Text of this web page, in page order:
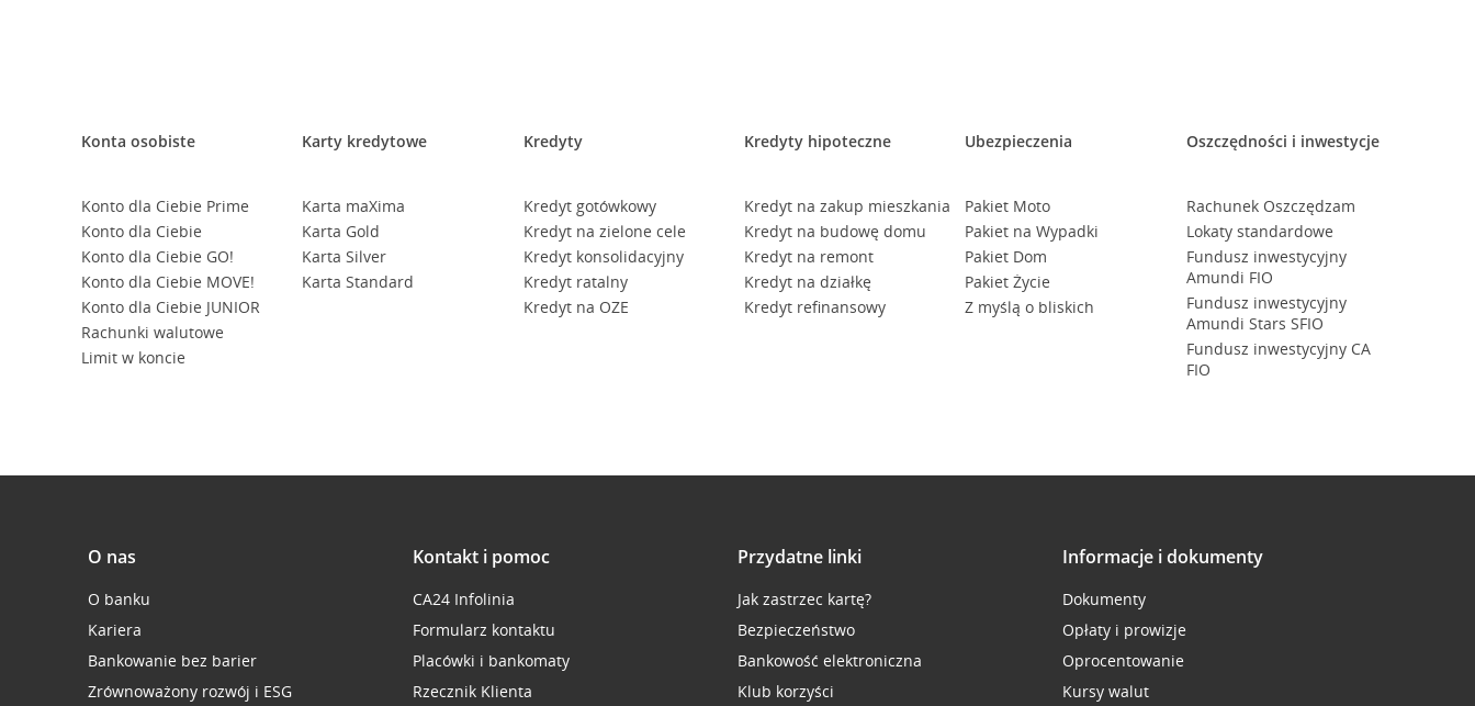
Konta osobiste
Konto dla Ciebie Prime
Konto dla Ciebie
Konto dla Ciebie GO!
Konto dla Ciebie MOVE!
Konto dla Ciebie JUNIOR
Rachunki walutowe
Limit w koncie
Karty kredytowe
Karta maXima
Karta Gold
Karta Silver
Karta Standard
Kredyty
Kredyt gotówkowy
Kredyt na zielone cele
Kredyt konsolidacyjny
Kredyt ratalny
Kredyt na OZE
Kredyty hipoteczne
Kredyt na zakup mieszkania
Kredyt na budowę domu
Kredyt na remont
Kredyt na działkę
Kredyt refinansowy
Ubezpieczenia
Pakiet Moto
Pakiet na Wypadki
Pakiet Dom
Pakiet Życie
Z myślą o bliskich
Oszczędności i inwestycje
Rachunek Oszczędzam
Lokaty standardowe
Fundusz inwestycyjny
Amundi FIO
Fundusz inwestycyjny
Amundi Stars SFIO
Fundusz inwestycyjny CA
FIO
O nas
O banku
Kariera
Bankowanie bez barier
Zrównoważony rozwój i ESG
Kontakt i pomoc
CA24 Infolinia
Formularz kontaktu
Placówki i bankomaty
Rzecznik Klienta
Przydatne linki
Jak zastrzec kartę?
Bezpieczeństwo
Bankowość elektroniczna
Klub korzyści
Informacje i dokumenty
Dokumenty
Opłaty i prowizje
Oprocentowanie
Kursy walut